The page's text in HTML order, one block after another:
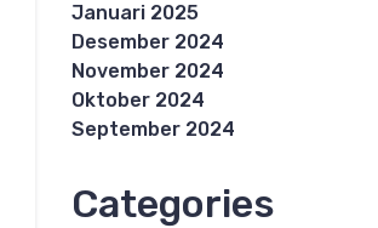
Januari 2025
Desember 2024
November 2024
Oktober 2024
September 2024
Categories